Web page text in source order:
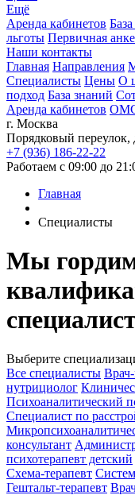
Ещё
Аренда кабинетов
льготы Первичная
Наши контакты
Главная Направления
Специалисты Цены О
подход База знаний
Аренда кабинетов
г. Москва
Порядковый переулок,
+7 (936) 186-22-22
Работаем с 09:00 до
Главная
Специалисты
Мы
Выберите
Все специалисты
нутрициолог
Психоаналитический
Специалист по
консультант
психотерапевт детский
Схема-терапевт
Гештальт-терапевт